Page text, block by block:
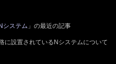
システム 」の最近の記事
に設置されているNシステムについて